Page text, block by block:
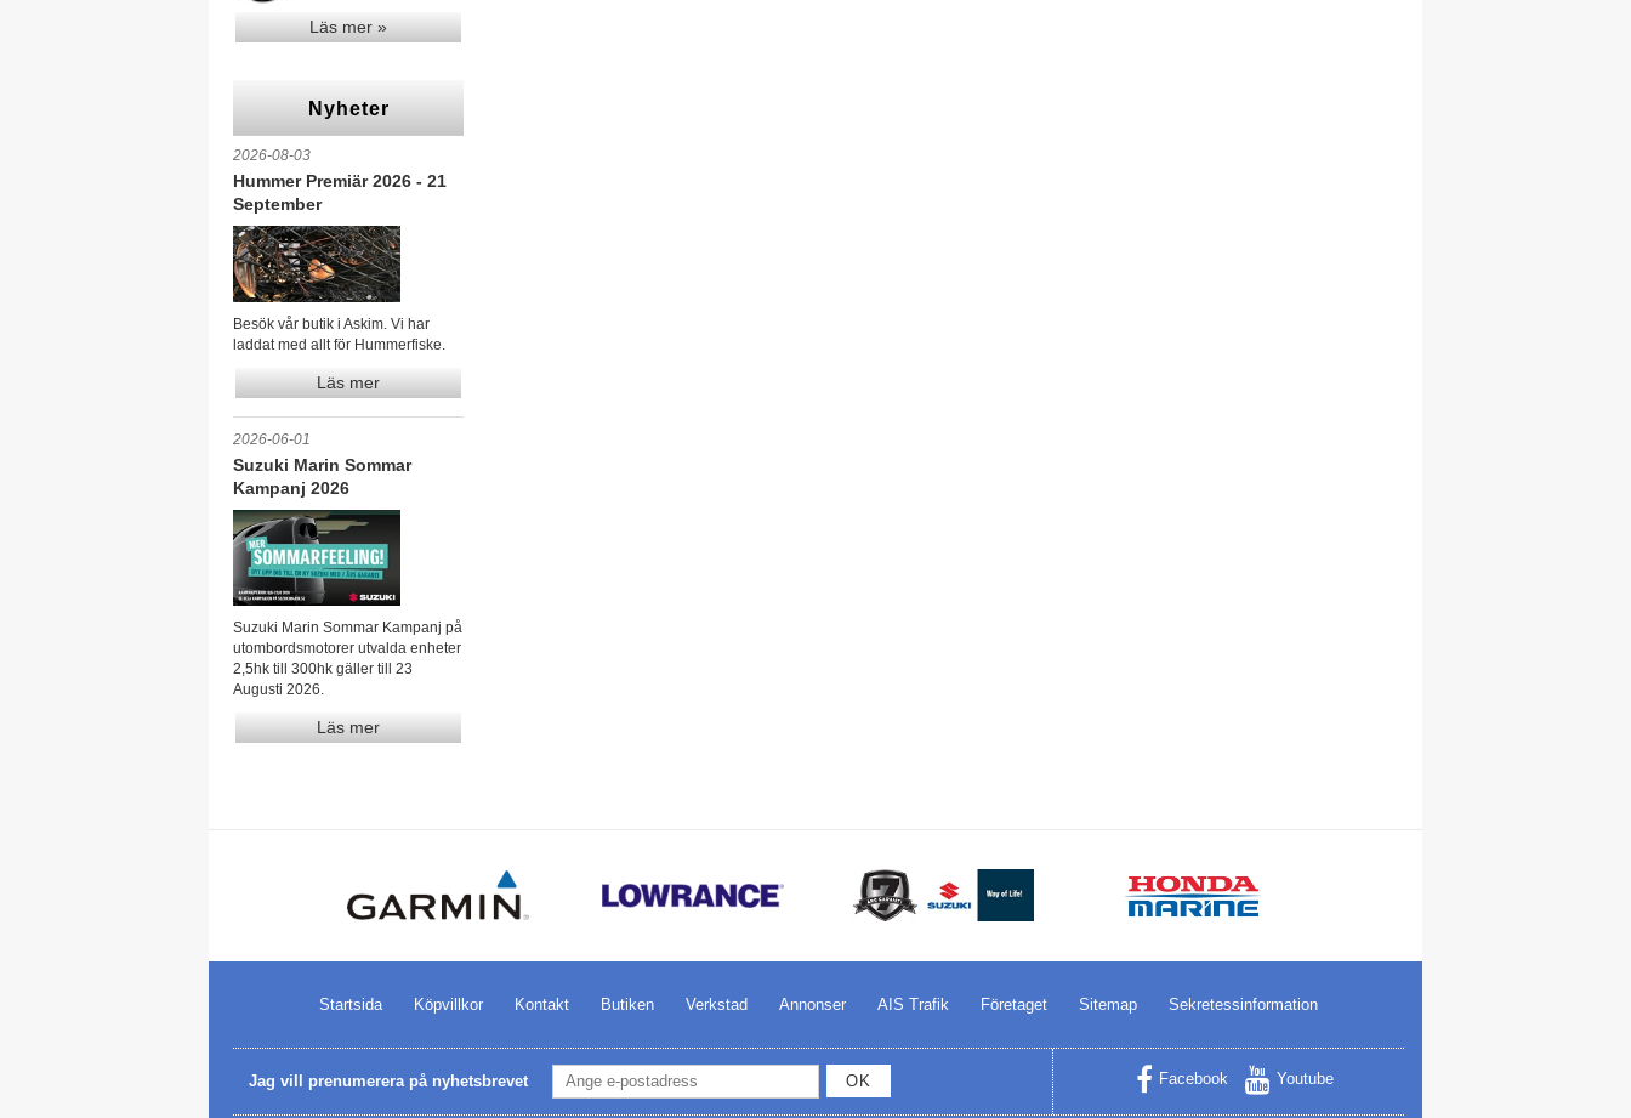
Läs mer »
Nyheter
2026-08-03
Hummer Premiär 2026 - 21
September
Besök vår butik i Askim. Vi har
laddat med allt för Hummerfiske.
Läs mer
2026-06-01
Suzuki Marin Sommar
Kampanj 2026
Suzuki Marin Sommar Kampanj på
utombordsmotorer utvalda enheter
2,5hk till 300hk gäller till 23
Augusti 2026.
Läs mer
Startsida Köpvillkor Kontakt Butiken Verkstad Annonser AIS Trafik Företaget Sitemap Sekretessinformation
Jag vill prenumerera på nyhetsbrevet OK Facebook Youtube